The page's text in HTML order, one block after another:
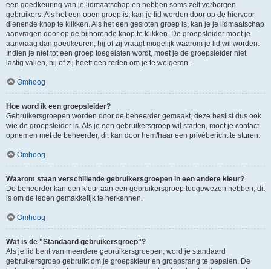
een goedkeuring van je lidmaatschap en hebben soms zelf verborgen
gebruikers. Als het een open groep is, kan je lid worden door op de hiervoor
dienende knop te klikken. Als het een gesloten groep is, kan je je lidmaatschap
aanvragen door op de bijhorende knop te klikken. De groepsleider moet je
aanvraag dan goedkeuren, hij of zij vraagt mogelijk waarom je lid wil worden.
Indien je niet tot een groep toegelaten wordt, moet je de groepsleider niet
lastig vallen, hij of zij heeft een reden om je te weigeren.
Omhoog
Hoe word ik een groepsleider?
Gebruikersgroepen worden door de beheerder gemaakt, deze beslist dus ook
wie de groepsleider is. Als je een gebruikersgroep wil starten, moet je contact
opnemen met de beheerder, dit kan door hem/haar een privébericht te sturen.
Omhoog
Waarom staan verschillende gebruikersgroepen in een andere kleur?
De beheerder kan een kleur aan een gebruikersgroep toegewezen hebben, dit
is om de leden gemakkelijk te herkennen.
Omhoog
Wat is de "Standaard gebruikersgroep"?
Als je lid bent van meerdere gebruikersgroepen, word je standaard
gebruikersgroep gebruikt om je groepskleur en groepsrang te bepalen. De